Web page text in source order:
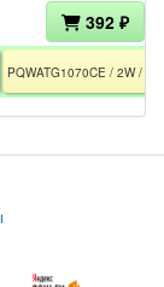
392 ₽